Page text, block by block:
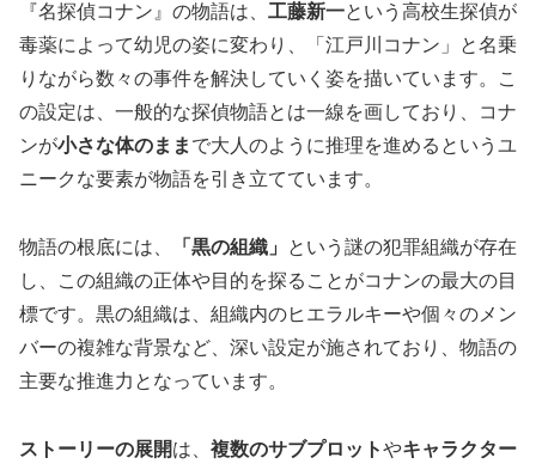
『名探偵コナン』の物語は、 工藤新一という高校生探偵が
毒薬によって幼児の姿に変わり、「江戸川コナン」と名乗
りながら数々の事件を解決していく姿を描いています。こ
の設定は、一般的な探偵物語とは一線を画しており、コナ
ンが小さな体のまま で大人のように推理を進めるというユ
ニークな要素が物語を引き立てています。
物語の根底には、 「黒の組織」
という謎の犯罪組織が存在
し、この組織の正体や目的を探ることがコナンの最大の目
標です。黒の組織は、組織内のヒエラルキーや個々のメン
バーの複雑な背景など、深い設定が施されており、物語の
主要な推進力となっています。
ストーリーの展開は、 複数のサブプロットやキャラクター